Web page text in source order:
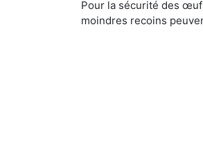
Pour la sécurité des
moindres recoins